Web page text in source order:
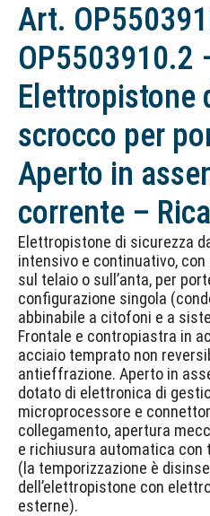
Art.
OP5503910.2
Elettropistone
scrocco per
Aperto in
corrente –
Elettropistone di sicurezza
intensivo e continuativo,
sul telaio o sull’anta, per
configurazione singola
abbinabile a citofoni e a
Frontale e contropiastra in
acciaio temprato non
antieffrazione. Aperto in
dotato di elettronica di
microprocessore e
collegamento, apertura
e richiusura automatica con
(la temporizzazione è
dell’elettropistone con
esterne).